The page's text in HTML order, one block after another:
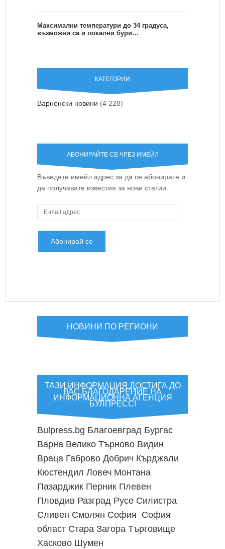
Максимални температури до 34 градуса,
възможни са и локални бури…
КАТЕГОРИИ
Варненски новини (4 228)
АБОНИРАЙТЕ СЕ ЧРЕЗ ИМЕЙЛ
Въведете имейл адрес за да се абонирате и
да получавате известия за нови статии.
-
m
е
НОВИНИ ПО РЕГИОНИ
ТАЗИ ИНФОРМАЦИЯ ДОСТИГА ДО
ВАС БЛАГОДАРЕНИЕ НА
ИНФОРМАЦИОННА АГЕНЦИЯ
БУЛПРЕСС!
Bulpress.bg Благоевград Бургас
Варна Велико Търново Видин
Враца Габрово Добрич Кърджали
Кюстендил Ловеч Монтана
Пазарджик Перник Плевен
Пловдив Разград Русе Силистра
Сливен Смолян София София
област Стара Загора Търговище
Хасково Шумен